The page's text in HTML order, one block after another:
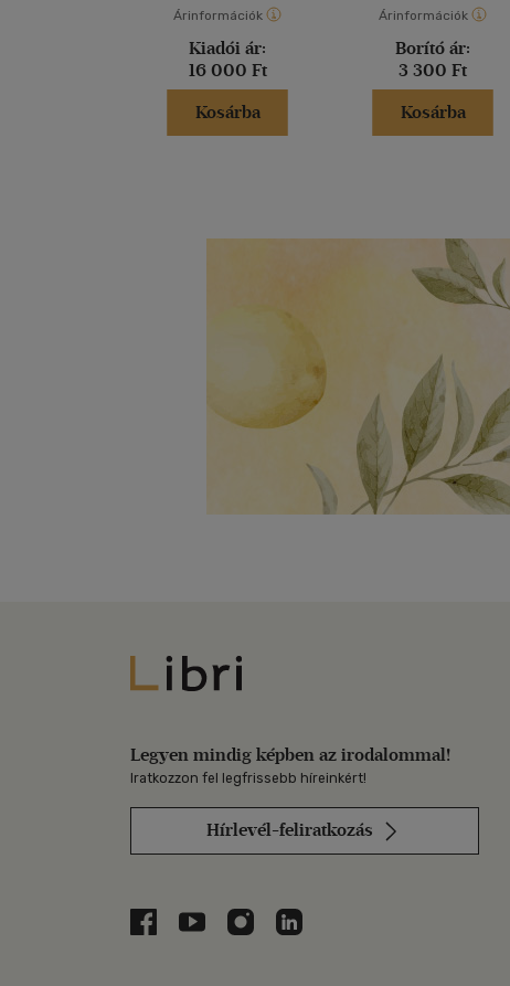
Árinformációk
Kiadói ár:
16 000 Ft
Kosárba
Árinformációk
Borító ár:
3 300 Ft
Kosárba
Libri
Legyen mindig képben az irodalommal!
Iratkozzon fel legfrissebb híreinkért!
Hírlevél-feliratkozás
Libri a Facebookon
Libri a Youtube-on
Libri az Instagramon
Libri a LinkedInen